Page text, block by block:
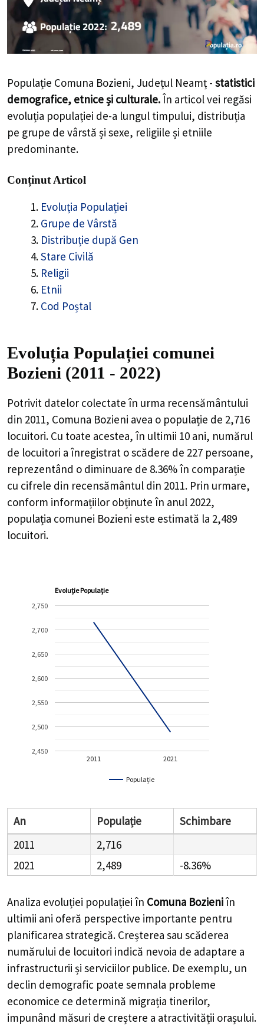
Populație Comuna Bozieni, Județul Neamț - statistici
demografice, etnice și culturale.În articol vei regăsi
evoluția populației de-a lungul timpului, distribuția
pe grupe de vârstă și sexe, religiile și etniile
predominante.
Conținut Articol
Evoluția Populației
Grupe de Vârstă
Distribuție după Gen
Stare Civilă
Religii
Etnii
Cod Poștal
Evoluția Populației comunei
Bozieni (2011 - 2022)
Potrivit datelor colectate în urma recensământului
din 2011, Comuna Bozieni avea o populație de 2,716
locuitori. Cu toate acestea, în ultimii 10 ani, numărul
de locuitori a înregistrat oscădere de 227 persoane,
reprezentând o diminuare de 8.36%în comparație
cu cifrele din recensământul din 2011. Prin urmare,
conform informațiilor obținute în anul 2022,
populația comunei Bozieni este estimată la 2,489
locuitori.
Evoluție Populație
Populație
2011 2021
2,450
2,500
2,550
2,600
2,650
2,700
2,750
An Populație
Schimbare
2011
2,716
2021
2,489 -8.36%
Analiza evoluției populației în Comuna Bozieniîn
ultimii ani oferă perspective importante pentru
planificarea strategică. Creșterea sau scăderea
numărului de locuitori indică nevoia de adaptare a
infrastructurii și serviciilor publice. De exemplu, un
declin demografic poate semnala probleme
economice ce determină migrația tinerilor,
impunând măsuri de creștere a atractivității orașului.